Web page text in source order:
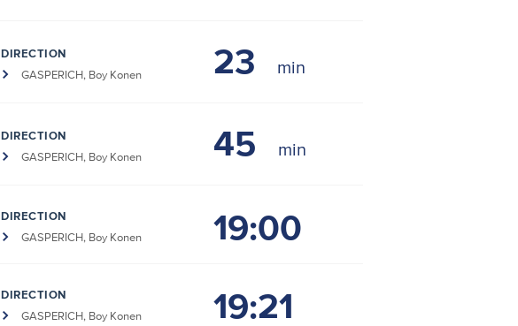
DIRECTION
GASPERICH, Boy Konen
23
DIRECTION
GASPERICH, Boy Konen
45
DIRECTION
GASPERICH, Boy Konen
19:00
DIRECTION
GASPERICH, Boy Konen
19:21